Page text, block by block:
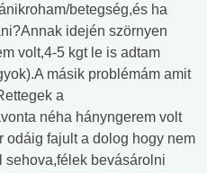
betegség,és ha
idején szörnyen
volt,4-5 kgt le is adtam
másik problémám amit
a
néha hányngerem volt
odáig fajult a dolog hogy nem
sehova,félek bevásárolni